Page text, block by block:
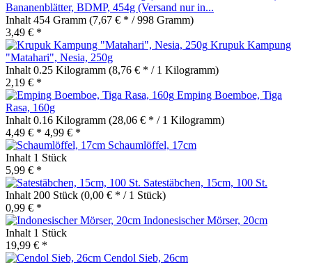
Bananenblätter, BDMP, 454g (Versand nur in...
Inhalt 454 Gramm (7,67 € * / 998 Gramm)
3,49 € *
Krupuk Kampung
"Matahari", Nesia, 250g
Inhalt 0.25 Kilogramm (8,76 € * / 1 Kilogramm)
2,19 € *
Emping Boemboe, Tiga
Rasa, 160g
Inhalt 0.16 Kilogramm (28,06 € * / 1 Kilogramm)
4,49 € * 4,99 € *
Schaumlöffel, 17cm
Inhalt 1 Stück
5,99 € *
Satestäbchen, 15cm, 100 St.
Inhalt 200 Stück (0,00 € * / 1 Stück)
0,99 € *
Indonesischer Mörser, 20cm
Inhalt 1 Stück
19,99 € *
Cendol Sieb, 26cm